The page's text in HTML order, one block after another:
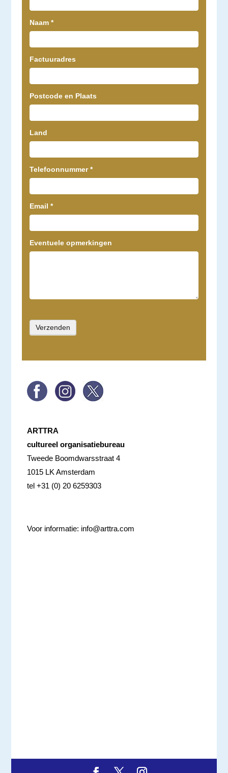
Naam *
Factuuradres
Postcode en Plaats
Land
Telefoonnummer*
Email *
Eventuele opmerkingen
a
t
d
i
t
e
l
d
l
e
e
g
.
ARTTRA
cultureel organisatiebureau
Tweede Boomdwarsstraat 4
1015 LK Amsterdam
tel +31 (0) 20 6259303
Voor informatie: info@arttra.com